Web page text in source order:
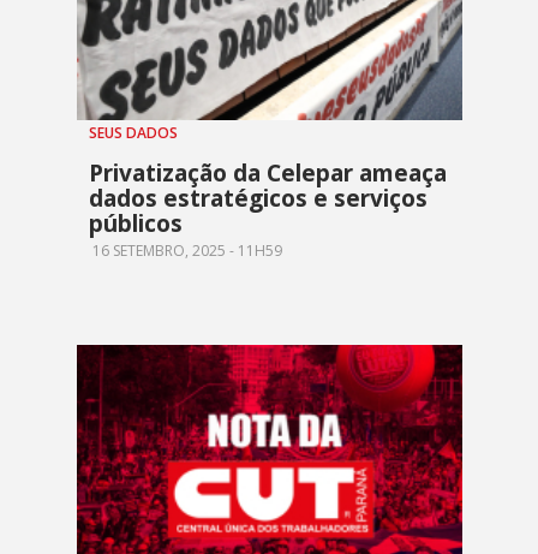
SEUS DADOS
Privatização da Celepar ameaça
dados estratégicos e serviços
públicos
16 SETEMBRO, 2025 - 11H59